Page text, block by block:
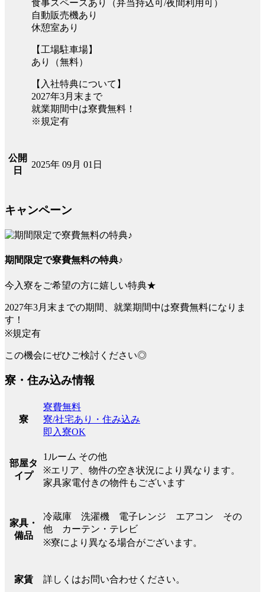
食事スペースあり（弁当持込可/夜間利用可）
自動販売機あり
休憩室あり
【工場駐車場】
あり（無料）
【入社特典について】
2027年3月末まで
就業期間中は寮費無料！
※規定有
公開
日
2025年 09月 01日
キャンペーン
期間限定で寮費無料の特典♪
今入寮をご希望の方に嬉しい特典★
2027年3月末までの期間、就業期間中は寮費無料になりま
す！
※規定有
この機会にぜひご検討ください◎
寮・住み込み情報
寮
寮費無料
寮/社宅あり・住み込み
即入寮OK
部屋タ
イプ
1ルーム その他
※エリア、物件の空き状況により異なります。
家具家電付きの物件もございます
家具・
備品
冷蔵庫 洗濯機 電子レンジ エアコン その
他 カーテン・テレビ
※寮により異なる場合がございます。
家賃 詳しくはお問い合わせください。